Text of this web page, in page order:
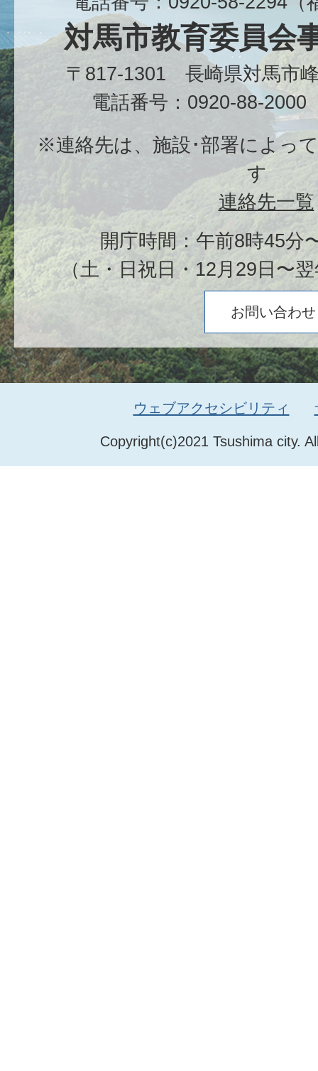
対馬市教育委員会
〒817-1301 長崎県対馬市
電話番号：0920-88-2000
※連絡先は、施設･部署によっ
す
連絡先一覧
開庁時間：午前8時45分
（土・日祝日・12月29日〜
お問い合わせ
Copyright(c)2021 Tsushima city.
ウェブアクセシビリティ